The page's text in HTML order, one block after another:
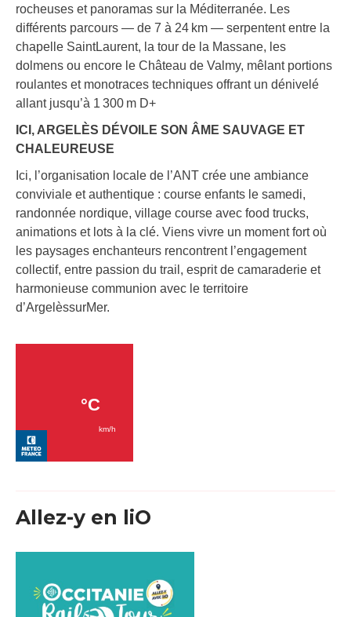
rocheuses et panoramas sur la Méditerranée. Les
différents parcours — de 7 à 24 km — serpentent entre la
chapelle SaintLaurent, la tour de la Massane, les
dolmens ou encore le Château de Valmy, mêlant portions
roulantes et monotraces techniques offrant un dénivelé
allant jusqu’à 1 300 m D+
ICI, ARGELÈS DÉVOILE SON ÂME SAUVAGE ET
CHALEUREUSE
Ici, l’organisation locale de l’ANT crée une ambiance
conviviale et authentique : course enfants le samedi,
randonnée nordique, village course avec food trucks,
animations et lots à la clé. Viens vivre un moment fort où
les paysages enchanteurs rencontrent l’engagement
collectif, entre passion du trail, esprit de camaraderie et
harmonieuse communion avec le territoire
d’ArgelèssurMer.
Allez-y en liO